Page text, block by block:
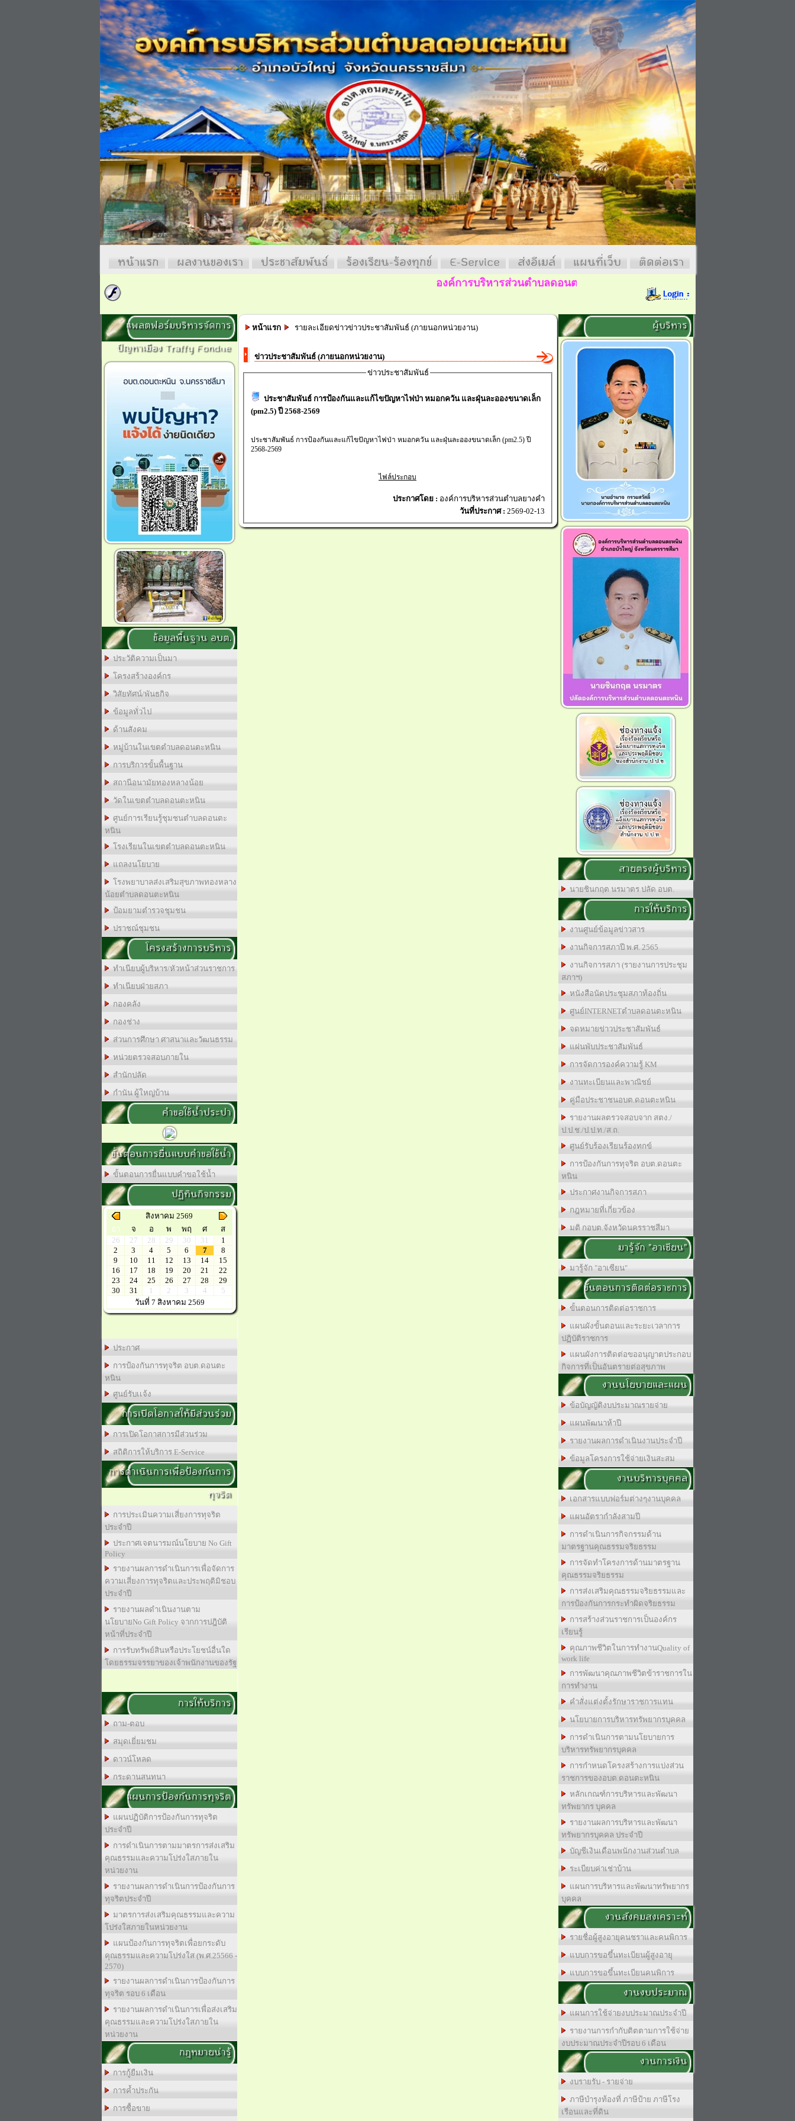
หน้าแรก ผลงานของเรา ประชาสัมพันธ์ ร้องเรียน-ร้องทุกข์ E-Service ส่งอีเมล์ แผนที่เว็บ ติดต่อเรา
องค์การบริหารส่วนตำบลดอนตะหนิน
แพลตฟอร์มบริหารจัดการ
ปัญหาเมือง Traffy Fondue
ข้อมูลพื้นฐาน อบต.
ประวัติความเป็นมา
โครงสร้างองค์กร
วิสัยทัศน์/พันธกิจ
ข้อมูลทั่วไป
ด้านสังคม
หมู่บ้านในเขตตำบลดอนตะหนิน
การบริการขั้นพื้นฐาน
สถานีอนามัยทองหลางน้อย
วัดในเขตตำบลดอนตะหนิน
ศูนย์การเรียนรู้ชุมชนตำบลดอนตะ
หนิน
โรงเรียนในเขตตำบลดอนตะหนิน
แถลงนโยบาย
โรงพยาบาลส่งเสริมสุขภาพทองหลาง
น้อยตำบลดอนตะหนิน
ป้อมยามตำรวจชุมชน
ปราชณ์ชุมชน
โครงสร้างการบริหาร
ทำเนียบผู้บริหาร/หัวหน้าส่วนราชการ
ทำเนียบฝ่ายสภา
กองคลัง
กองช่าง
ส่วนการศึกษา ศาสนาและวัฒนธรรม
หน่วยตรวจสอบภายใน
สำนักปลัด
กำนัน ผู้ใหญ่บ้าน
คำขอใช้น้ำประปา
ขั้นตอนการยื่นแบบคำขอใช้น้ำ
ขั้นตอนการยื่นแบบคำขอใช้น้ำ
ปฏิทินกิจกรรม
สิงหาคม 2569
อา
จ อ พ พฤ ศ
ส
26
27 28 29 30 31
1
2
3 4 5 6 7
8
9
10 11 12 13 14
15
16
17 18 19 20 21
22
23
24 25 26 27 28
29
30
31 1 2 3 4
5
วันที่ 7 สิงหาคม 2569
ประกาศ
การป้องกันการทุจริต อบต.ดอนตะ
หนิน
ศูนย์รับเเจ้ง
การเปิดโอกาสให้มีส่วนร่วม
การเปิดโอกาสการมีส่วนร่วม
สถิติการให้บริการ E-Service
การดำเนินการเพื่อป้องกันการ
ทุจริต
การประเมินความเสี่ยงการทุจริต
ประจำปี
ประกาศเจตนารมณ์นโยบาย No Gift
Policy
รายงานผลการดำเนินการเพื่อจัดการ
ความเสี่ยงการทุจริตและประพฤติมิชอบ
ประจำปี
รายงานผลดำเนินงานตาม
นโยบายNo Gift Policy จากการปฎิบัติ
หน้าที่ประจำปี
การรับทรัพย์สินหรือประโยชน์อื่นใด
โดยธรรมจรรยาของเจ้าพนักงานของรัฐ
การให้บริการ
ถาม-ตอบ
สมุดเยี่ยมชม
ดาวน์โหลด
กระดานสนทนา
แผนการป้องกันการทุจริต
แผนปฏิบัติการป้องกันการทุจริต
ประจำปี
การดำเนินการตามมาตรการส่งเสริม
คุณธรรมและความโปร่งใสภายใน
หน่วยงาน
รายงานผลการดำเนินการป้องกันการ
ทุจริตประจำปี
มาตรการส่งเสริมคุณธรรมและความ
โปร่งใสภายในหน่วยงาน
แผนป้องกันการทุจริตเพื่อยกระดับ
คุณธรรมและความโปร่งใส (พ.ศ.25566 -
2570)
รายงานผลการดำเนินการป้องกันการ
ทุจริต รอบ 6 เดือน
รายงานผลการดำเนินการเพื่อส่งเสริม
คุณธรรมและความโปร่งใสภายใน
หน่วยงาน
กฎหมายน่ารู้
การกู้ยืมเงิน
การค้ำประกัน
การซื้อขาย
หน้าแรก รายละเอียดข่าวข่าวประชาสัมพันธ์ (ภายนอกหน่วยงาน)
ข่าวประชาสัมพันธ์ (ภายนอกหน่วยงาน)
ข่าวประชาสัมพันธ์
ประชาสัมพันธ์ การป้องกันและแก้ไขปัญหาไฟป่า หมอกควัน และฝุ่นละอองขนาดเล็ก
(pm2.5) ปี 2568-2569
ประชาสัมพันธ์ การป้องกันและแก้ไขปัญหาไฟป่า หมอกควัน และฝุ่นละอองขนาดเล็ก (pm2.5) ปี
2568-2569
ไฟล์ประกอบ
ประกาศโดย : องค์การบริหารส่วนตำบลยางคำ
วันที่ประกาศ : 2569-02-13
ผู้บริหาร
สายตรงผู้บริหาร
นายชินกฤต นรมาตร ปลัด อบต.
การให้บริการ
งานศูนย์ข้อมูลข่าวสาร
งานกิจการสภาปี พ.ศ. 2565
งานกิจการสภา (รายงานการประชุม
สภาฯ)
หนังสือนัดประชุมสภาท้องถิ่น
ศูนย์INTERNETตำบลดอนตะหนิน
จดหมายข่าวประชาสัมพันธ์
แผ่นพับประชาสัมพันธ์
การจัดการองค์ความรู้ KM
งานทะเบียนและพาณิชย์
คู่มือประชาชนอบต.ดอนตะหนิน
รายงานผลตรวจสอบจาก สตง./
ป.ป.ช./ป.ป.ท./ส.ถ.
ศูนย์รับร้องเรียนร้องทกข์
การป้องกันการทุจริต อบต.ดอนตะ
หนิน
ประกาศงานกิจการสภา
กฎหมายที่เกี่ยวข้อง
มติ กอบต.จังหวัดนครราชสีมา
มารู้จัก "อาเซียน"
มารู้จัก "อาเซียน"
ขั้นตอนการติดต่อราชการ
ขั้นตอนการติดต่อราชการ
แผนผังขั้นตอนและระยะเวลาการ
ปฏิบัติราชการ
แผนผังการติดต่อขออนุญาตประกอบ
กิจการที่เป็นอันตรายต่อสุขภาพ
งานนโยบายและแผน
ข้อบัญญัติงบประมาณรายจ่าย
แผนพัฒนาห้าปี
รายงานผลการดำเนินงานประจำปี
ข้อมูลโครงการใช้จ่ายเงินสะสม
งานบริหารบุคคล
เอกสารแบบฟอร์มต่างๆงานบุคคล
แผนอัตรากำลังสามปี
การดำเนินการกิจกรรมด้าน
มาตรฐานคุณธรรมจริยธรรม
การจัดทำโครงการด้านมาตรฐาน
คุณธรรมจริยธรรม
การส่งเสริมคุณธรรมจริยธรรมและ
การป้องกันการกระทำผิดจริยธรรม
การสร้างส่วนราชการเป็นองค์กร
เรียนรู้
คุณภาพชีวิตในการทำงานQuality of
work life
การพัฒนาคุณภาพชีวิตข้าราชการใน
การทำงาน
คำสั่งแต่งตั้งรักษาราชการแทน
นโยบายการบริหารทรัพยากรบุคคล
การดำเนินการตามนโยบายการ
บริหารทรัพยากรบุคคล
การกำหนดโครงสร้างการแบ่งส่วน
ราชการของอบต.ดอนตะหนิน
หลักเกณฑ์การบริหารและพัฒนา
ทรัพยากร บุคคล
รายงานผลการบริหารและพัฒนา
ทรัพยากรบุคคล ประจำปี
บัญชีเงินเดือนพนักงานส่วนตำบล
ระเบียบค่าเช่าบ้าน
แผนการบริหารและพัฒนาทรัพยากร
บุคคล
งานสังคมสงเคราะห์
รายชื่อผู้สูงอายุคนชราและคนพิการ
แบบการขอขึ้นทะเบียนผู้สูงอายุ
แบบการขอขึ้นทะเบียนคนพิการ
งานงบประมาณ
แผนการใช้จ่ายงบประมาณประจำปี
รายงานการกำกับติตตามการใช้จ่าย
งบประมาณประจำปีรอบ 6 เดือน
งานการเงิน
งบรายรับ - รายจ่าย
ภาษีบำรุงท้องที่ ภาษีป้าย ภาษีโรง
เรือนและที่ดิน